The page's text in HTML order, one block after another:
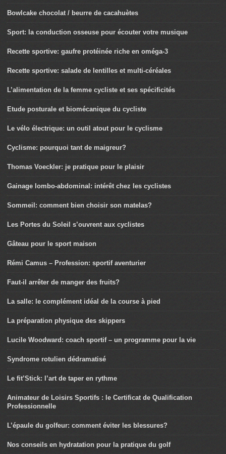
Bowlcake chocolat / beurre de cacahuètes
Sport: la conduction osseuse pour écouter votre musique
Recette sportive: gaufre protéinée riche en oméga-3
Recette sportive: salade de lentilles et multi-céréales
L’alimentation de la femme cycliste et ses spécificités
Etude posturale et biomécanique du cycliste
Le vélo électrique: un outil atout pour le cyclisme
Cyclisme: pourquoi tant de maigreur?
Thomas Voeckler: je pratique pour le plaisir
Gainage lombo-abdominal: intérêt chez les cyclistes
Sommeil: comment bien choisir son matelas?
Les Portes du Soleil s’ouvrent aux cyclistes
Gâteau pour le sport maison
Rémi Camus – Profession: sportif aventurier
Faut-il arrêter de manger des fruits?
La salle: le complément idéal de la course à pied
La préparation physique des skippers
Lucile Woodward: coach sportif – un programme pour la vie
Syndrome rotulien dédramatisé
Le fit’Stick: l’art de taper en rythme
Animateur de Loisirs Sportifs : le Certificat de Qualification
Professionnelle
L’épaule du golfeur: comment éviter les blessures?
Nos conseils en hydratation pour la pratique du golf